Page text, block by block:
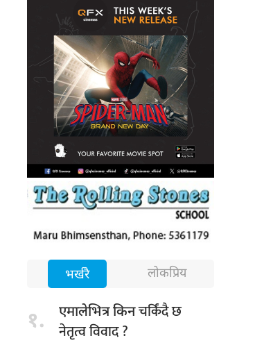
भर्खरै लोकप्रिय
१. एमालेभित्र किनचर्किंदै छ
नेतृत्व विवाद ?